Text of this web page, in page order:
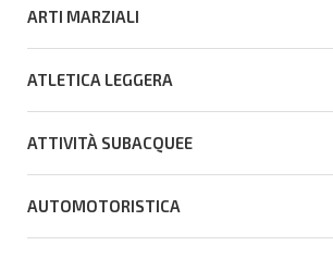
ARTI MARZIALI
ATLETICA LEGGERA
ATTIVITÀ SUBACQUEE
AUTOMOTORISTICA